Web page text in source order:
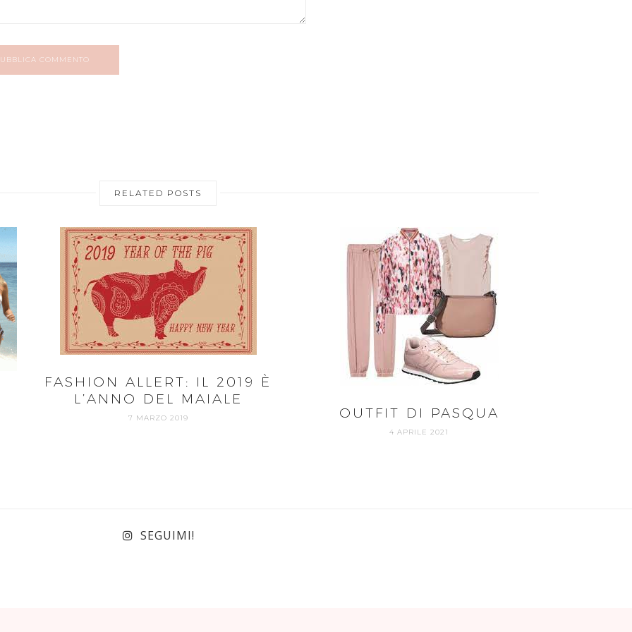
COMMENTO
RELATED POSTS
FASHION ALLERT: IL 2019 È
L’ANNO DEL MAIALE
7 MARZO 2019 OUTFIT DI PASQUA
4 APRILE 2021
SEGUIMI!